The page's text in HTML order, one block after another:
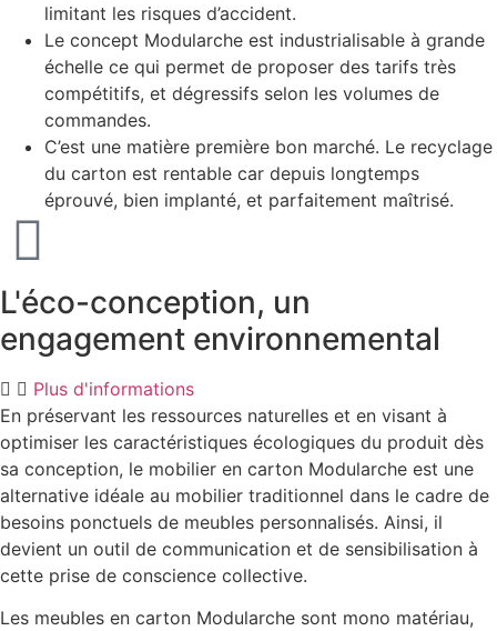
limitant les risques d’accident.
Le concept Modularche est industrialisable à grande
échelle ce qui permet de proposer des tarifs très
compétitifs, et dégressifs selon les volumes de
commandes.
C’est une matière première bon marché. Le recyclage
du carton est rentable car depuis longtemps
éprouvé, bien implanté, et parfaitement maîtrisé.
L'éco-conception, un
engagement environnemental
Plus d'informations
En préservant les ressources naturelles et en visant à
optimiser les caractéristiques écologiques du produit dès
sa conception, le mobilier en carton Modularche est une
alternative idéale au mobilier traditionnel dans le cadre de
besoins ponctuels de meubles personnalisés. Ainsi, il
devient un outil de communication et de sensibilisation à
cette prise de conscience collective.
Les meubles en carton Modularche sont mono matériau,